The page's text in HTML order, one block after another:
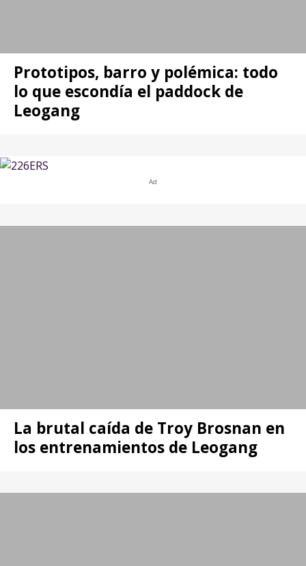
Prototipos, barro y polémica: todo
lo que escondía el paddock de
Leogang
Ad
La brutal caída de Troy Brosnan en
los entrenamientos de Leogang